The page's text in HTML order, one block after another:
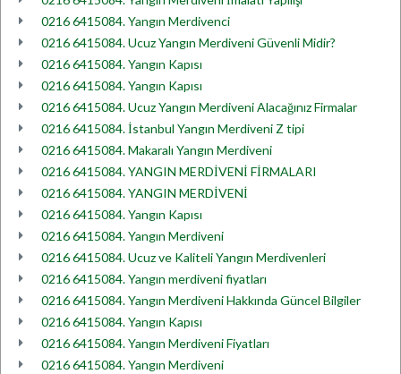
0216 6415084. Yangın Merdivenci
0216 6415084. Ucuz Yangın Merdiveni Güvenli Midir?
0216 6415084. Yangın Kapısı
0216 6415084. Yangın Kapısı
0216 6415084. Ucuz Yangın Merdiveni Alacağınız Firmalar
0216 6415084. İstanbul Yangın Merdiveni Z tipi
0216 6415084. Makaralı Yangın Merdiveni
0216 6415084. YANGIN MERDİVENİ FİRMALARI
0216 6415084. YANGIN MERDİVENİ
0216 6415084. Yangın Kapısı
0216 6415084. Yangın Merdiveni
0216 6415084. Ucuz ve Kaliteli Yangın Merdivenleri
0216 6415084. Yangın merdiveni fiyatları
0216 6415084. Yangın Merdiveni Hakkında Güncel Bilgiler
0216 6415084. Yangın Kapısı
0216 6415084. Yangın Merdiveni Fiyatları
0216 6415084. Yangın Merdiveni